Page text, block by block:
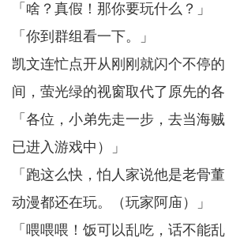
「啥？真假！那你要玩什么？」
「你到群组看一下。」
凯文连忙点开从刚刚就闪个不停
间，萤光绿的视窗取代了原先的各
「各位，小弟先走一步，去当海
已进入游戏中）」
「跑这么快，怕人家说他是老骨
动漫都还在玩。（玩家阿庙）」
「喂喂喂！饭可以乱吃，话不能